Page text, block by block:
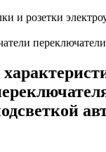
и розетки
переключатели